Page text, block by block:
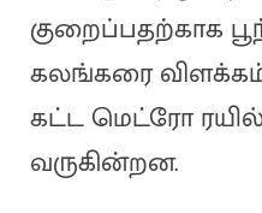
குறைப்பதற்காக
கலங்கரை
கட்ட மெட்ரோ
வருகின்றன.